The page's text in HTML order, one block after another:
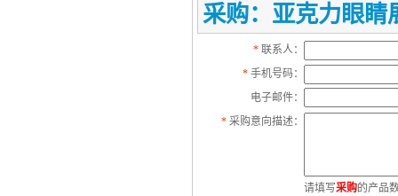
采购：亚克力眼睛
* 联系人：
* 手机号码：
电子邮件：
* 采购意向描述：
请填写采购的产品